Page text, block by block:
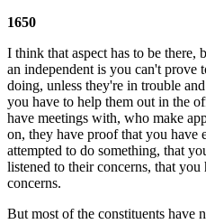
1650
I think that aspect has to be there,
an independent is you can't prove
doing, unless they're in trouble
you have to help them out in the
have meetings with, who make
on, they have proof that you have
attempted to do something, that
listened to their concerns, that
concerns.
But most of the constituents have